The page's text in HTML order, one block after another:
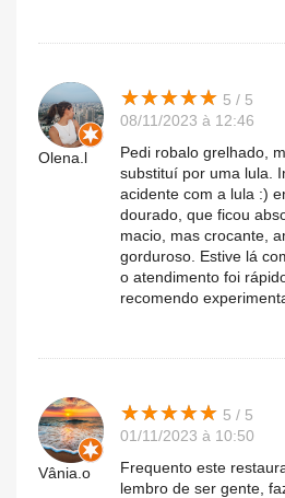
Olena.l
★★★★★
★★★★★ 5 / 5
08/11/2023 à 12:46
Pedi robalo grelhado,
substituí por uma lula.
acidente com a lula :)
dourado, que ficou
macio, mas crocante,
gorduroso. Estive lá
o atendimento foi
recomendo
Vânia.o
★★★★★
★★★★★ 5 / 5
01/11/2023 à 10:50
Frequento este
lembro de ser gente,